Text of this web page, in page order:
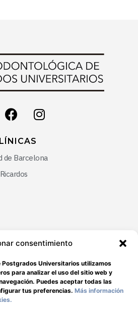
consentimiento
Postgrados Universitarios utilizamos
para analizar el uso del sitio web y
Puedes aceptar todas las
tus preferencias. Más información
de Barcelona